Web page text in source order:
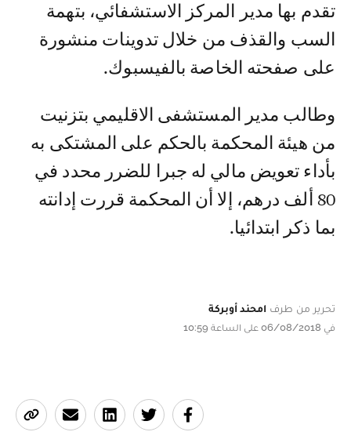
تقدم بها مدير المركز الاستشفائي، بتهمة
السب والقذف من خلال تدوينات منشورة
على صفحته الخاصة بالفيسبوك.
وطالب مدير المستشفى الاقليمي بتزنيت
من هيئة المحكمة بالحكم على المشتكى به
بأداء تعويض مالي له جبرا للضرر محدد في
80 ألف درهم، إلا أن المحكمة قررت إدانته
بما ذكر ابتدائيا.
تحرير من طرف امحند أوبركة
في 06/08/2018 على الساعة 10:59